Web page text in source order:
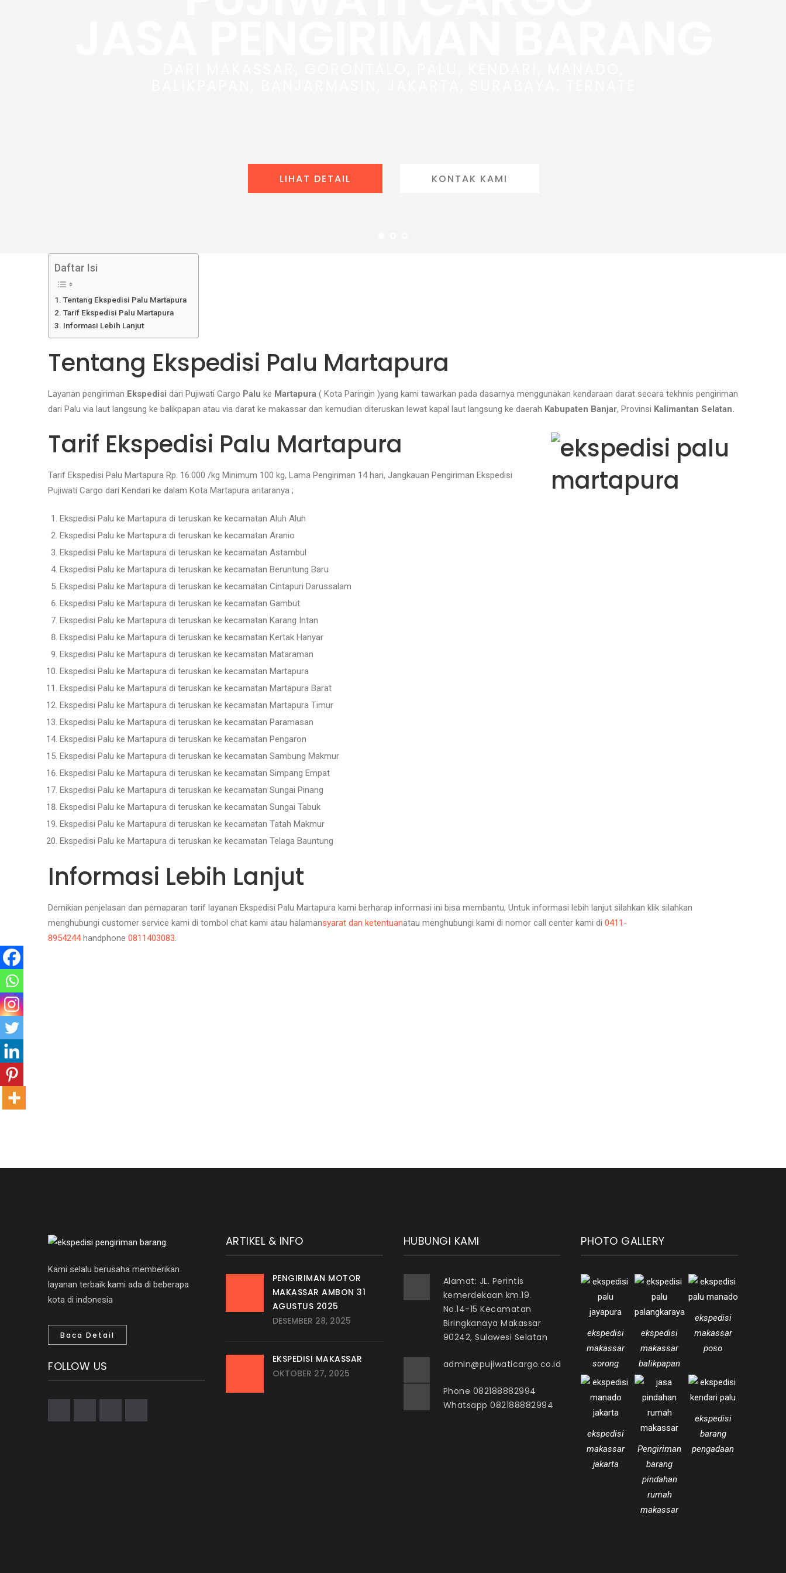
LIHAT DETAIL KONTAK KAMI
Daftar Isi
Tentang Ekspedisi Palu Martapura
Tarif Ekspedisi Palu Martapura
Informasi Lebih Lanjut
Tentang Ekspedisi Palu Martapura
Layanan pengiriman Ekspedisi dari Pujiwati Cargo Palu ke Martapura ( Kota Paringin )yang kami tawarkan pada dasarnya menggunakan kendaraan darat secara tekhnis pengiriman
dari Palu via laut langsung ke balikpapan atau via darat ke makassar dan kemudian diteruskan lewat kapal laut langsung ke daerah Kabupaten Banjar, Provinsi Kalimantan Selatan.
Tarif Ekspedisi Palu Martapura
Tarif Ekspedisi Palu Martapura Rp. 16.000 /kg Minimum 100 kg, Lama Pengiriman 14 hari, Jangkauan Pengiriman Ekspedisi
Pujiwati Cargo dari Kendari ke dalam Kota Martapura antaranya ;
Ekspedisi Palu ke Martapura di teruskan ke kecamatan Aluh Aluh
Ekspedisi Palu ke Martapura di teruskan ke kecamatan Aranio
Ekspedisi Palu ke Martapura di teruskan ke kecamatan Astambul
Ekspedisi Palu ke Martapura di teruskan ke kecamatan Beruntung Baru
Ekspedisi Palu ke Martapura di teruskan ke kecamatan Cintapuri Darussalam
Ekspedisi Palu ke Martapura di teruskan ke kecamatan Gambut
Ekspedisi Palu ke Martapura di teruskan ke kecamatan Karang Intan
Ekspedisi Palu ke Martapura di teruskan ke kecamatan Kertak Hanyar
Ekspedisi Palu ke Martapura di teruskan ke kecamatan Mataraman
Ekspedisi Palu ke Martapura di teruskan ke kecamatan Martapura
Ekspedisi Palu ke Martapura di teruskan ke kecamatan Martapura Barat
Ekspedisi Palu ke Martapura di teruskan ke kecamatan Martapura Timur
Ekspedisi Palu ke Martapura di teruskan ke kecamatan Paramasan
Ekspedisi Palu ke Martapura di teruskan ke kecamatan Pengaron
Ekspedisi Palu ke Martapura di teruskan ke kecamatan Sambung Makmur
Ekspedisi Palu ke Martapura di teruskan ke kecamatan Simpang Empat
Ekspedisi Palu ke Martapura di teruskan ke kecamatan Sungai Pinang
Ekspedisi Palu ke Martapura di teruskan ke kecamatan Sungai Tabuk
Ekspedisi Palu ke Martapura di teruskan ke kecamatan Tatah Makmur
Ekspedisi Palu ke Martapura di teruskan ke kecamatan Telaga Bauntung
Informasi Lebih Lanjut
Demikian penjelasan dan pemaparan tarif layanan Ekspedisi Palu Martapura kami berharap informasi ini bisa membantu, Untuk informasi lebih lanjut silahkan klik silahkan
menghubungi customer service kami di tombol chat kami atau halamansyarat dan ketentuanatau menghubungi kami di nomor call center kami di 0411-
8954244 handphone 0811403083.
Kami selalu berusaha memberikan
layanan terbaik kami ada di beberapa
kota di indonesia
Baca Detail
FOLLOW US
ARTIKEL & INFO
PENGIRIMAN MOTOR
MAKASSAR AMBON 31
AGUSTUS 2025
DESEMBER 28, 2025
EKSPEDISI MAKASSAR
OKTOBER 27, 2025
HUBUNGI KAMI
Alamat: JL. Perintis
kemerdekaan km.19.
No.14-15 Kecamatan
Biringkanaya Makassar
90242, Sulawesi Selatan
admin@pujiwaticargo.co.id
Phone 082188882994
Whatsapp 082188882994
PHOTO GALLERY
ekspedisi
makassar
sorong
ekspedisi
makassar
balikpapan
ekspedisi
makassar
poso
ekspedisi
makassar
jakarta
Pengiriman
barang
pindahan
rumah
makassar
ekspedisi
barang
pengadaan